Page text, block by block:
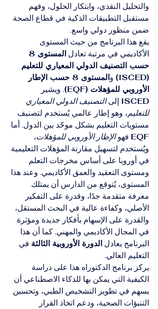
والتحليل النقدي، وابتكار الحلول، وفهم
مستقبل التطبيقات الذكية في قطاع الصحة
ضمن منظور دولي واسع.
يقع هذا البرنامج من حيث المستوى
الأكاديمي في مرتبة تعادل
حسب التصنيف الدولي المعياري للتعليم
(ISCED)
و
المستوى 8 حسب الإطار
الأوروبي للمؤهلات (EQF)
. ويشير
ISCED إلى التصنيف الدولي المعياري
للتعليم، وهو إطار عالمي يُستخدم لتصنيف
مستويات التعليم بشكل موحّد بين الدول. أما
EQF فهو الإطار الأوروبي للمؤهلات،
ويُستخدم لتسهيل مقارنة المؤهلات التعليمية
في أوروبا على أساس مخرجات التعلم
ومستوى التعقيد والعمق الأكاديمي. وعند هذا
المستوى، يُتوقع من الدارس أن يمتلك
معرفة متقدمة جدًا، وقدرة على التفكير
الأصلي، وكفاءة عالية في البحث المستقل،
والقدرة على الإسهام بأفكار جديدة ومؤثرة
في المجال الأكاديمي والمهني. كما أن هذا
البرنامج يعادل الدورة الأوروبية الثالثة في
التعليم العالي.
يركز برنامج الدكتوراه هذا على دراسة
الكيفية التي يمكن بها للذكاء الاصطناعي أن
يسهم في تطوير التشخيص الطبي، وتحسين
التنبؤات الصحية، ودعم اتخاذ القرار